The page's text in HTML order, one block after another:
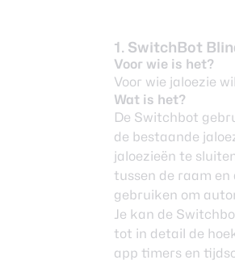
1. SwitchBot
Voor wie is het?
Voor wie jaloezie
Wat is het?
De Switchbot
de bestaande
jaloezieën te
tussen de raam
gebruiken om
Je kan de
tot in detail de
app timers en